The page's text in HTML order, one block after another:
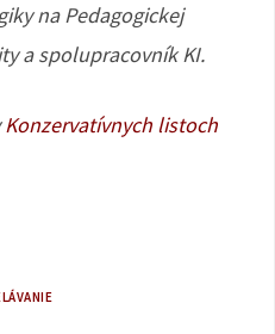
na Pedagogickej
a spolupracovník KI.
Konzervatívnych listoch